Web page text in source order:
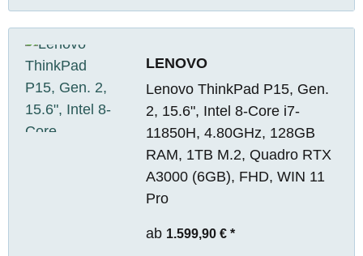
LENOVO
Lenovo ThinkPad P15, Gen.
2, 15.6", Intel 8-Core i7-
11850H, 4.80GHz, 128GB
RAM, 1TB M.2, Quadro RTX
A3000 (6GB), FHD, WIN 11
Pro
ab 1.599,90 € *